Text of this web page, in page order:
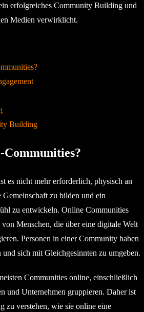
erfolgreiches Community Building und
Medien verwirklicht.
Building
Communities?
es nicht mehr erforderlich, physisch an
zu bilden und ein
zu entwickeln. Online Communities
von Menschen, die über eine digitale Welt
Personen in einer Community haben
sich mit Gleichgesinnten zu umgeben.
Communities online, einschließlich
und Unternehmen gruppieren. Daher ist
zu verstehen, wie sie online eine